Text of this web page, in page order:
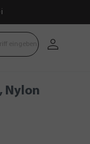
eingeben
Nylon